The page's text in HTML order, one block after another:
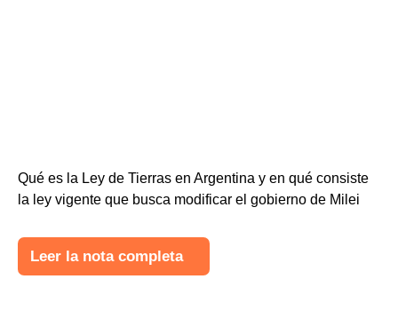
Qué es la Ley de Tierras en Argentina y en qué consiste
la ley vigente que busca modificar el gobierno de Milei
Leer la nota completa